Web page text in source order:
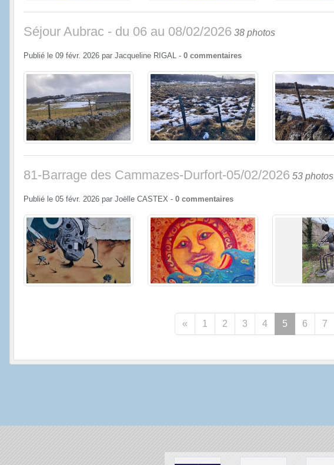
Séjour Aubrac - du 06 au 08/02/2026 38 photos
Publié le 09 févr. 2026 par Jacqueline RIGAL - 0 commentaires
81-Barrage des Cammazes-Durfort-05/02/2026 53 photos
Publié le 05 févr. 2026 par Joëlle CASTEX - 0 commentaires
« 1 2 3 4 5 6 7